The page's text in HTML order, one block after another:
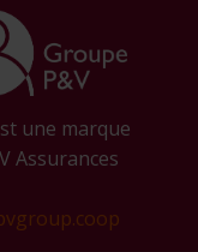
une marque
Assurances